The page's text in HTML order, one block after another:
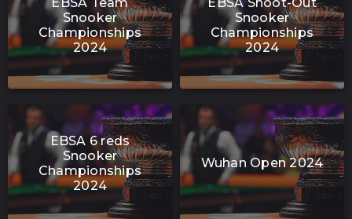
Snooker
Championships
2024
Snooker
Championships
2024
EBSA 6 reds
Snooker
Championships
2024
Wuhan Open 2024